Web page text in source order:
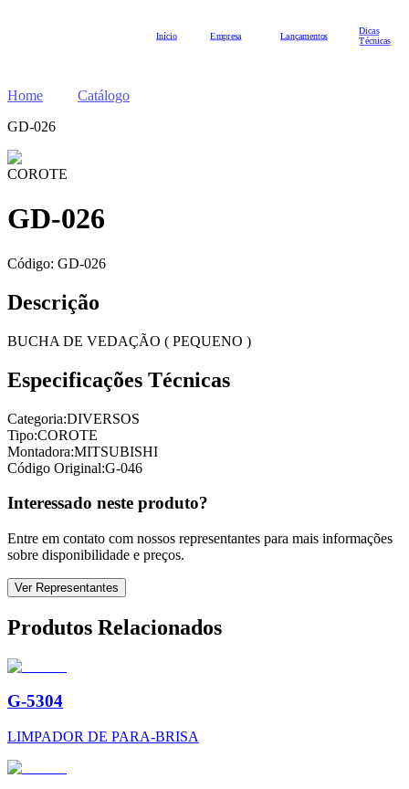
Início Empresa Lançamentos
Dicas
Técnicas
Home
Catálogo
GD-026
COROTE
GD-026
Código: GD-026
Descrição
BUCHA DE VEDAÇÃO ( PEQUENO )
Especificações Técnicas
Categoria:DIVERSOS
Tipo:COROTE
Montadora:MITSUBISHI
Código Original:G-046
Interessado neste produto?
Entre em contato com nossos representantes para mais informações
sobre disponibilidade e preços.
Ver Representantes
Produtos Relacionados
G-5304
LIMPADOR DE PARA-BRISA